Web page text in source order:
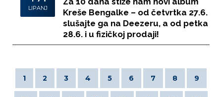
LIPANJ
Kreše Bengalke – od četvrtka 27.6.
slušajte ga na Deezeru, a od petka
28.6. i u fizičkoj prodaji!
1 2 3 4 5 6 7 8 9